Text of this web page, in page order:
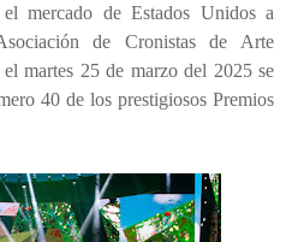
mercado de Estados Unidos a
de Cronistas de Arte
martes 25 de marzo del 2025 se
40 de los prestigiosos Premios